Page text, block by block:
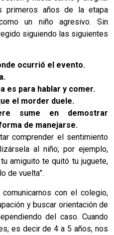
primeros años de la etapa
un niño agresivo. Sin
siguiendo las siguientes
ocurrió el evento.
es para hablar y comer.
el morder duele.
sume en demostrar
de manejarse.
comprender el sentimiento
al niño; por ejemplo,
amiguito te quitó tu juguete,
de vuelta”.
con el colegio,
y buscar orientación de
del caso. Cuando
es decir de 4 a 5 años, nos